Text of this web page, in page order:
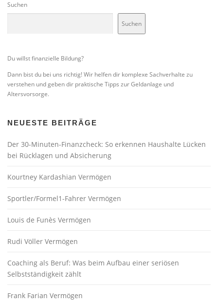
Suchen
Suchen
Du willst finanzielle Bildung?
Dann bist du bei uns richtig! Wir helfen dir komplexe Sachverhalte zu
verstehen und geben dir praktische Tipps zur Geldanlage und
Altersvorsorge.
NEUESTE BEITRÄGE
Der 30-Minuten-Finanzcheck: So erkennen Haushalte Lücken
bei Rücklagen und Absicherung
Kourtney Kardashian Vermögen
Sportler/Formel1-Fahrer Vermögen
Louis de Funès Vermögen
Rudi Völler Vermögen
Coaching als Beruf: Was beim Aufbau einer seriösen
Selbstständigkeit zählt
Frank Farian Vermögen